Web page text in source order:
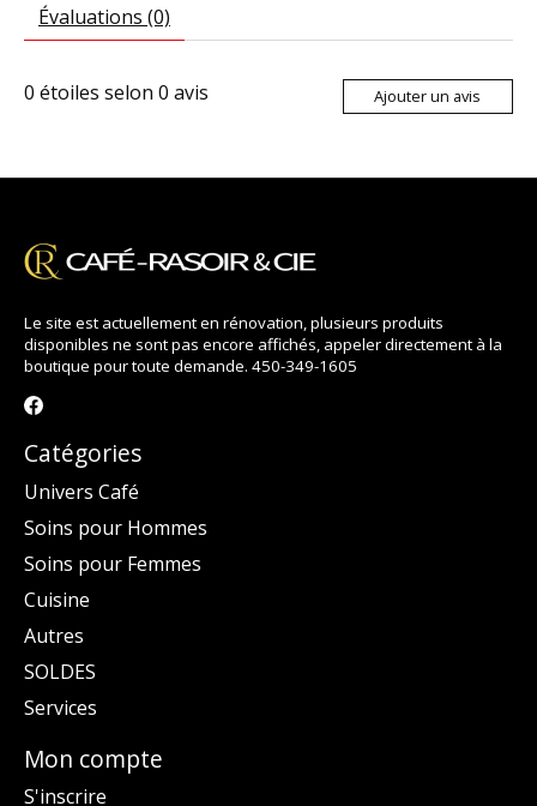
Évaluations (0)
0 étoiles selon 0 avis Ajouter un avis
Le site est actuellement en rénovation, plusieurs produits
disponibles ne sont pas encore affichés, appeler directement à la
boutique pour toute demande. 450-349-1605
Catégories
Univers Café
Soins pour Hommes
Soins pour Femmes
Cuisine
Autres
SOLDES
Services
Mon compte
S'inscrire